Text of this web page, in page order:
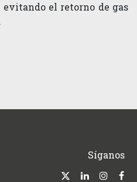
el retorno de gas
Síganos